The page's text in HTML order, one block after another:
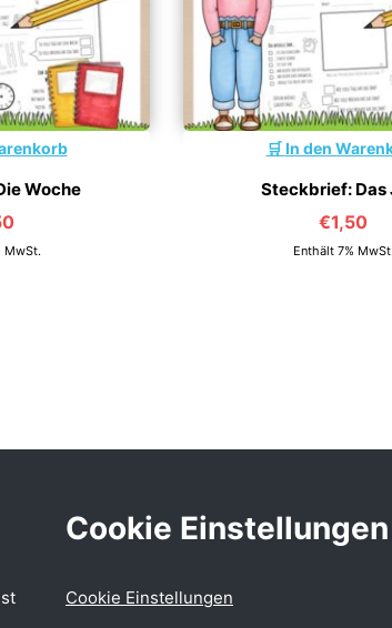
Woche
MwSt.
In den
Steckbrief: Das
€1,50
Enthält 7%
Cookie Einstellungen
Cookie Einstellungen